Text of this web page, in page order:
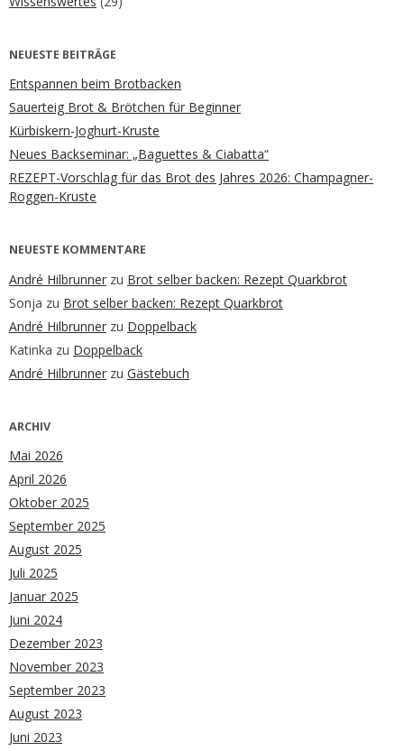
NEUESTE BEITRÄGE
Entspannen beim Brotbacken
Sauerteig Brot & Brötchen für Beginner
Kürbiskern-Joghurt-Kruste
Neues Backseminar: „Baguettes & Ciabatta“
REZEPT-Vorschlag für das Brot des Jahres 2026: Champagner-
Roggen-Kruste
NEUESTE KOMMENTARE
André Hilbrunner zu Brot selber backen: Rezept Quarkbrot
Sonja zu Brot selber backen: Rezept Quarkbrot
André Hilbrunner zu Doppelback
Katinka zu Doppelback
André Hilbrunner zu Gästebuch
ARCHIV
Mai 2026
April 2026
Oktober 2025
September 2025
August 2025
Juli 2025
Januar 2025
Juni 2024
Dezember 2023
November 2023
September 2023
August 2023
Juni 2023